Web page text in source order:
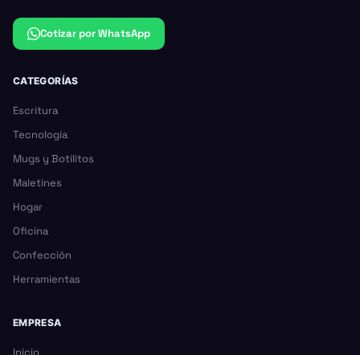
Cotizar por WhatsApp
CATEGORÍAS
Escritura
Tecnología
Mugs y Botilitos
Maletines
Hogar
Oficina
Confección
Herramientas
EMPRESA
Inicio